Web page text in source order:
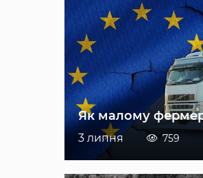
Як малому
3 липня 759